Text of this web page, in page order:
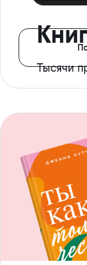
Тысячи
с